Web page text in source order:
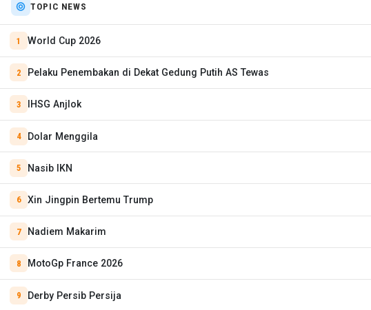
TOPIC NEWS
World Cup 2026
Pelaku Penembakan di Dekat Gedung Putih AS Tewas
IHSG Anjlok
Dolar Menggila
Nasib IKN
Xin Jingpin Bertemu Trump
Nadiem Makarim
MotoGp France 2026
Derby Persib Persija